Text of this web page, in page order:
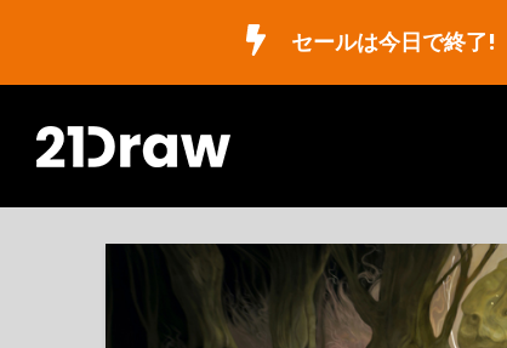
セールは今日で終了!